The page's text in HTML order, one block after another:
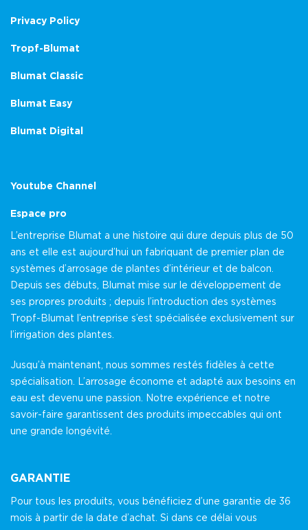
Privacy Policy
Tropf-Blumat
Blumat Classic
Blumat Easy
Blumat Digital
Youtube Channel
Espace pro
L’entreprise Blumat a une histoire qui dure depuis plus de 50
ans et elle est aujourd’hui un fabriquant de premier plan de
systèmes d’arrosage de plantes d’intérieur et de balcon.
Depuis ses débuts, Blumat mise sur le développement de
ses propres produits ; depuis l’introduction des systèmes
Tropf-Blumat l’entreprise s’est spécialisée exclusivement sur
l’irrigation des plantes.
Jusqu’à maintenant, nous sommes restés fidèles à cette
spécialisation. L’arrosage économe et adapté aux besoins en
eau est devenu une passion. Notre expérience et notre
savoir-faire garantissent des produits impeccables qui ont
une grande longévité.
GARANTIE
Pour tous les produits, vous bénéficiez d’une garantie de 36
mois à partir de la date d’achat. Si dans ce délai vous